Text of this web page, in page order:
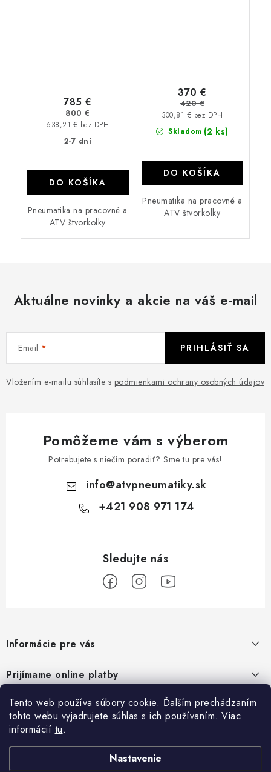
Tento web používa súbory cookie. Ďalším prechádzaním
tohto webu vyjadrujete súhlas s ich používaním. Viac
informácií tu.
Nastavenie
2-7 dní
638,21 € bez DPH
785 €
800 €
DO KOŠÍKA
Pneumatika na pracovné a
ATV štvorkolky
Skladom (2 ks)
300,81 € bez DPH
370 €
420 €
DO KOŠÍKA
Pneumatika na pracovné a
ATV štvorkolky
Aktuálne novinky a akcie na váš e-mail
Email
Vložením e-mailu súhlasíte s podmienkami ochrany osobných údajov
PRIHLÁSIŤ SA
Pomôžeme vám s výberom
Potrebujete s niečím poradiť? Sme tu pre vás!
info@atvpneumatiky.sk
+421 908 971 174
p
ä
t
Informácie pre vás
Reklamačný poriadok - formulár
Kontakt
Prijímame online platby
Prihlásenie
E-mail
Facebook
Posledné hodnotenie produktov